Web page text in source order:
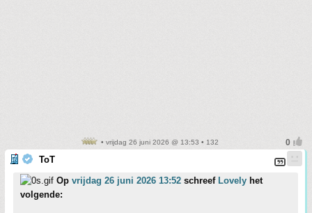
• vrijdag 26 juni 2026 @ 13:53 • 132
ToT
Op vrijdag 26 juni 2026 13:52 schreef Lovely het
volgende: